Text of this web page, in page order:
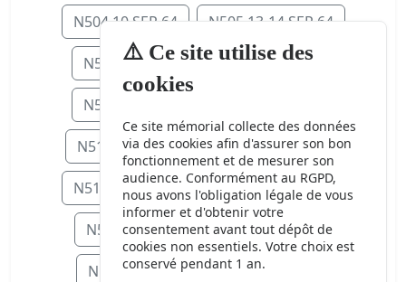
N504 10 SEP 64 N505 13-14 SEP 64
N506 15 SEP 64 N507 16 SEP 64
N508 17 SEP 64
N511 20-21 SEP 64 N512 23 SEP 6
N514 25 SEP 64 N515 27-28 SEP 64
N516 30 SEP 64 N518 5 OCT 64
N519 6 OCT 64 N522 9 OCT 64
⚠️ Ce site utilise des
cookies
Ce site mémorial collecte des données
via des cookies afin d'assurer son bon
fonctionnement et de mesurer son
audience. Conformément au RGPD,
nous avons l'obligation légale de vous
informer et d'obtenir votre
consentement avant tout dépôt de
cookies non essentiels. Votre choix est
conservé pendant 1 an.